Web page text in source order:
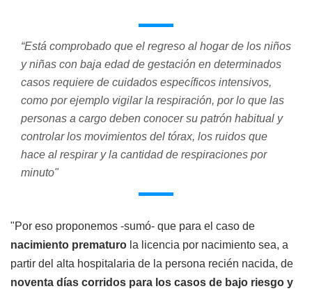
“Está comprobado que el regreso al hogar de los niños
y niñas con baja edad de gestación en determinados
casos requiere de cuidados específicos intensivos,
como por ejemplo vigilar la respiración, por lo que las
personas a cargo deben conocer su patrón habitual y
controlar los movimientos del tórax, los ruidos que
hace al respirar y la cantidad de respiraciones por
minuto"
"Por eso proponemos -sumó- que para el caso de
nacimiento prematuro la licencia por nacimiento sea, a
partir del alta hospitalaria de la persona recién nacida, de
noventa días corridos para los casos de bajo riesgo y